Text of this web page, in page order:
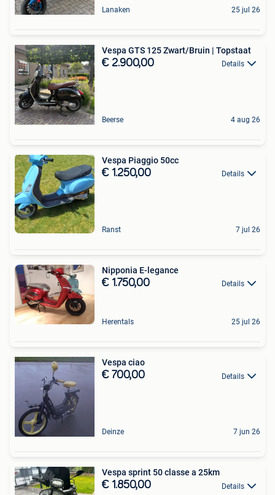
Lanaken 25 jul 26
Vespa GTS 125 Zwart/Bruin | Topstaat
€ 2.900,00 Details
Beerse 4 aug 26
Vespa Piaggio 50cc
€ 1.250,00 Details
Ranst 7 jul 26
Nipponia E-legance
€ 1.750,00 Details
Herentals 25 jul 26
Vespa ciao
€ 700,00 Details
Deinze 7 jun 26
Vespa sprint 50 classe a 25km
€ 1.850,00 Details